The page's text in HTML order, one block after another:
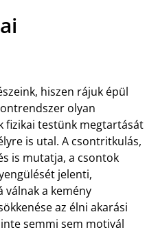
hiszen rájuk épül
olyan
fizikai testünk megtartását
is utal. A csontritkulás,
is mutatja, a csontok
jelenti,
válnak a kemény
az élni akarási
semmi sem motivál